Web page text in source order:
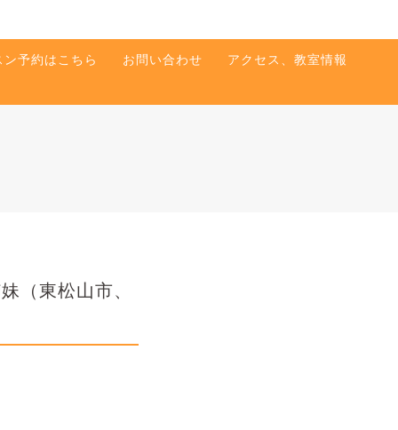
予約はこちら お問い合わせ
アクセス、教室情報
（東松山市、